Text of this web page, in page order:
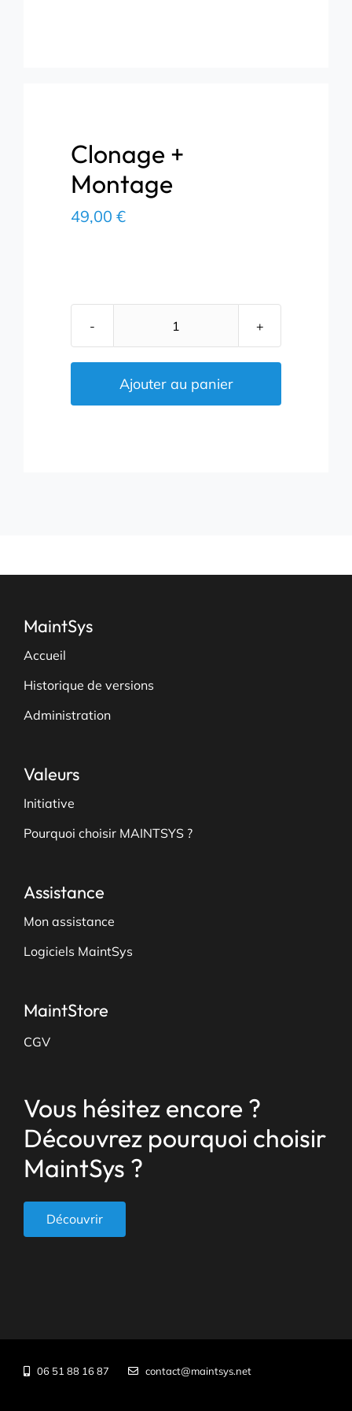
Clonage +
Montage
49,00 €
quantité
Clonage
+
Ajouter au panier
MaintSys
Accueil
Historique de versions
Administration
Valeurs
Initiative
Pourquoi choisir MAINTSYS ?
Assistance
Mon assistance
Logiciels MaintSys
MaintStore
CGV
Vous hésitez encore ?
Découvrez pourquoi choisir
MaintSys ?
Découvrir
06 51 88 16 87 contact@maintsys.net